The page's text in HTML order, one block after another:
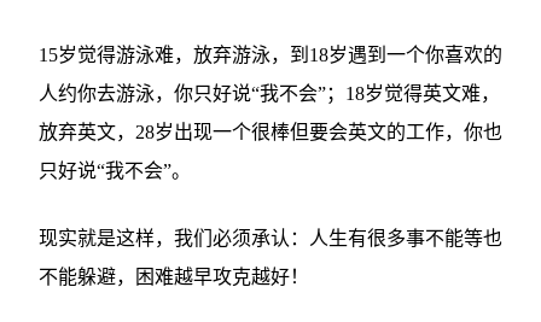
15岁觉得游泳难，放弃游泳，到18岁遇到一个你喜欢的
人约你去游泳，你只好说“我不会”；18岁觉得英文难，
放弃英文，28岁出现一个很棒但要会英文的工作，你也
只好说“我不会”。
现实就是这样，我们必须承认：人生有很多事不能等也
不能躲避，困难越早攻克越好！